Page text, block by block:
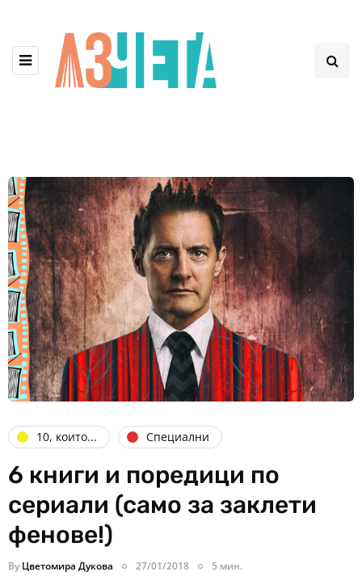
10, които... Специални
6 книги и поредици по
сериали (само за заклети
фенове!)
By Цветомира Дукова 27/01/2018 5 мин.